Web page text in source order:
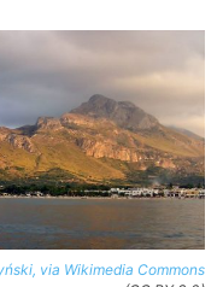
via Wikimedia Commons